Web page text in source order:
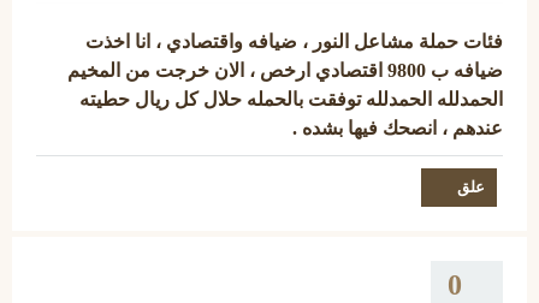
فئات حملة مشاعل النور ، ضيافه واقتصادي ، انا اخذت
ضيافه ب 9800 اقتصادي ارخص ، الان خرجت من المخيم
الحمدلله الحمدلله توفقت بالحمله حلال كل ريال حطيته
عندهم ، انصحك فيها بشده .
0